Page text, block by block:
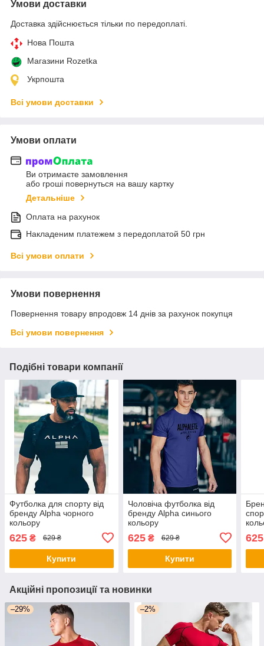
Умови доставки
Доставка здійснюється тільки по передоплаті.
Нова Пошта
Магазини Rozetka
Укрпошта
Всі умови доставки
Умови оплати
Ви отримаєте замовлення
або гроші повернуться на вашу картку
Детальніше
Оплата на рахунок
Накладеним платежем з передоплатой 50 грн
Всі умови оплати
Умови повернення
Повернення товару впродовж 14 днів за рахунок покупця
Всі умови повернення
Подібні товари компанії
Футболка для спорту від
бренду Alpha чорного
кольору
625 ₴ 629 ₴
Купити
Чоловіча футболка від
бренду Alpha синього
кольору
625₴ 629 ₴
Купити
625
Акційні пропозиції та новинки
–29% –2%